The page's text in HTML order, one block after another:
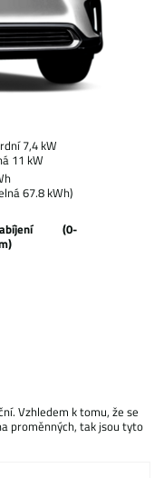
7,4 kW
11 kW
67.8 kWh)
nabíjení (0-
Vzhledem k tomu, že se
proměnných, tak jsou tyto